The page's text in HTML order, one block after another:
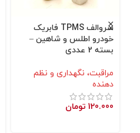
سروالف TPMS فابریک
خودرو اطلس و شاهین –
بسته 2 عددی
مراقبت، نگهداری و نظم
دهنده
120.000 تومان